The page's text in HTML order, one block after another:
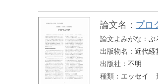
論文名： プロ
論文よみがな： ぷ
出版物名： 近代経
出版社： 不明
種類： エッセイ